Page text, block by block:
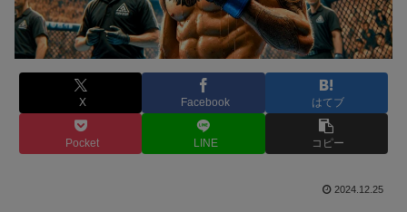
X Facebook はてブ
Pocket LINE コピー
2024.12.25